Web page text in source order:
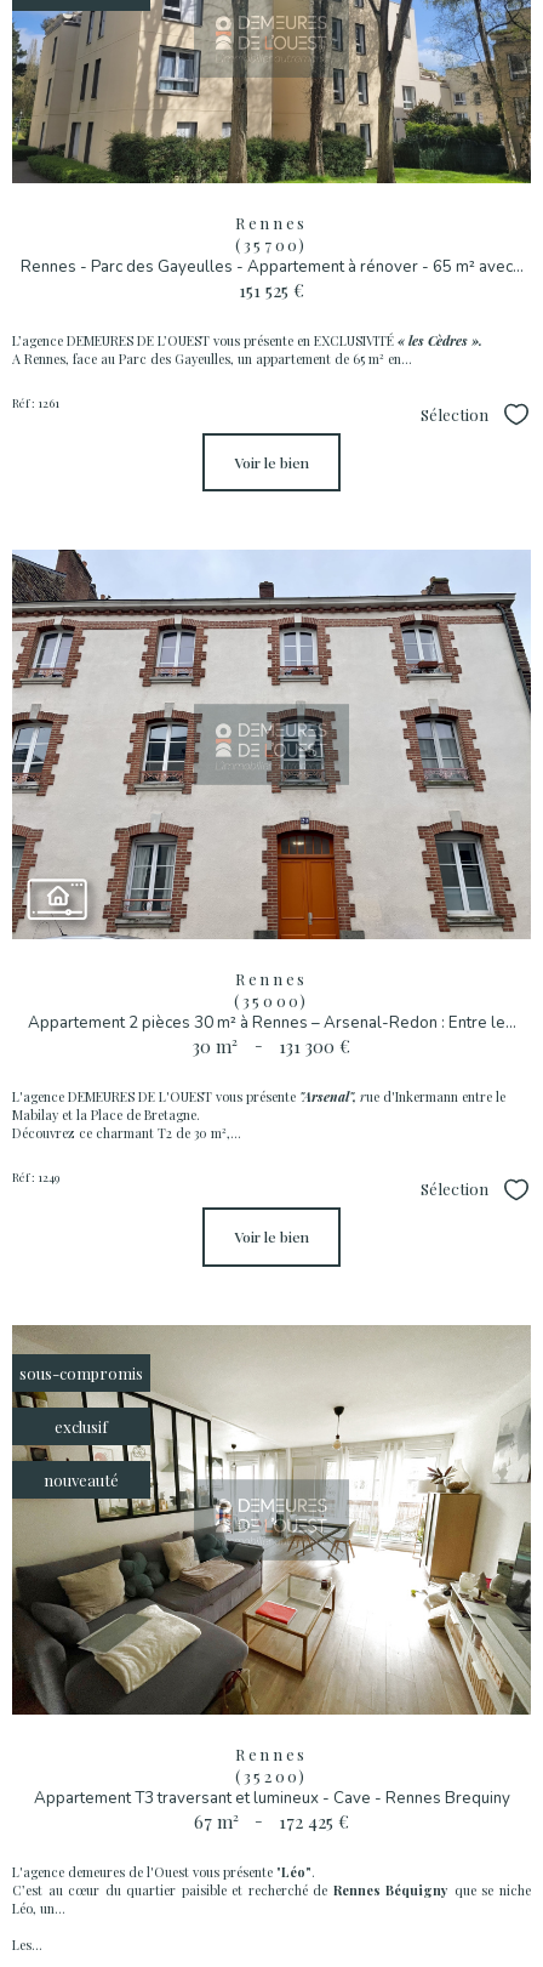
Rennes
(35700)
Rennes - Parc des Gayeulles - Appartement à rénover - 65 m² avec...
151 525 €
L’agence DEMEURES DE L’OUEST vous présente en EXCLUSIVITÉ « les Cèdres ».
A Rennes, face au Parc des Gayeulles, un appartement de 65 m² en...
Réf : 1261
Sélection
voir le bien
Rennes
(35000)
Appartement 2 pièces 30 m² à Rennes – Arsenal-Redon : Entre le...
30 m² - 131 300 €
L'agence DEMEURES DE L'OUEST vous présente "Arsenal", rue d'Inkermann entre le
Mabilay et la Place de Bretagne.
Découvrez ce charmant T2 de 30 m²,...
Réf : 1249
Sélection
voir le bien
sous-compromis
exclusif
nouveauté
Rennes
(35200)
Appartement T3 traversant et lumineux - Cave - Rennes Brequiny
67 m² - 172 425 €
L'agence demeures de l'Ouest vous présente "Léo".
C’est au cœur du quartier paisible et recherché de Rennes Béquigny que se niche
Léo, un...
Les...